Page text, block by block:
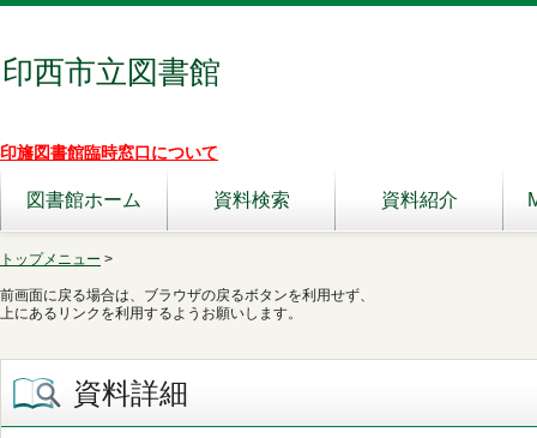
印西市立図書館
印旛図書館臨時窓口について
図書館ホーム 資料検索 資料紹介
トップメニュー >
前画面に戻る場合は、ブラウザの戻るボタンを利用せず、
上にあるリンクを利用するようお願いします。
資料詳細